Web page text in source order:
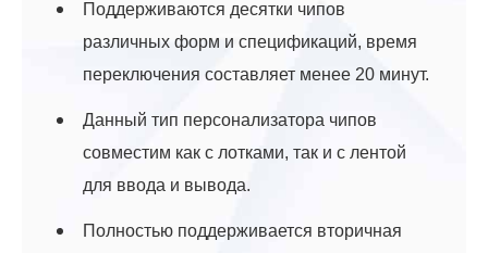
Поддерживаются десятки чипов
различных форм и спецификаций, время
переключения составляет менее 20 минут.
Данный тип персонализатора чипов
совместим как с лотками, так и с лентой
для ввода и вывода.
Полностью поддерживается вторичная